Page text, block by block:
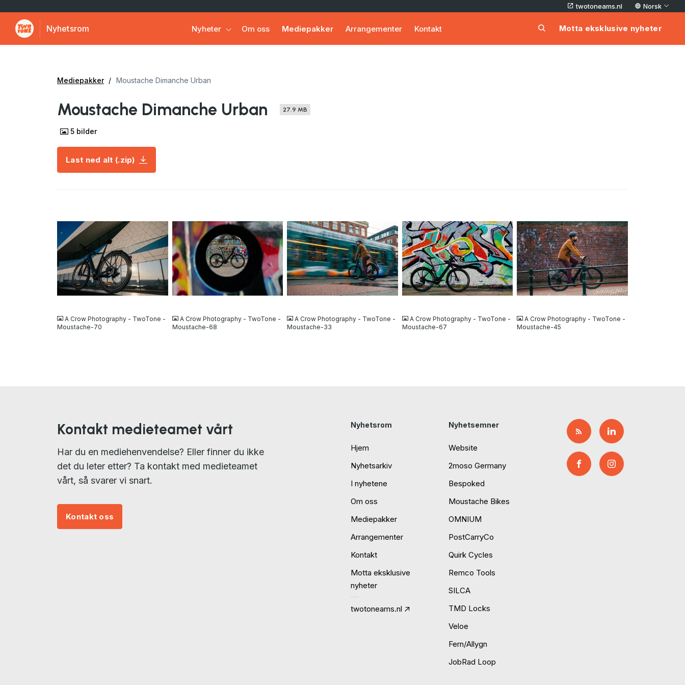
twotoneams.nl Norsk
Nyhetsrom Nyheter Om oss Mediepakker Arrangementer Kontakt Motta eksklusive nyheter
Mediepakker Moustache Dimanche Urban
Moustache Dimanche Urban 27.9 MB
5 bilder
Last ned alt (.zip)
JPG
A Crow Photography - TwoTone -
Moustache-70
JPG
A Crow Photography - TwoTone -
Moustache-68
JPG
A Crow Photography - TwoTone -
Moustache-33
JPG
A Crow Photography - TwoTone -
Moustache-67
JPG
A Crow Photography - TwoTone -
Moustache-45
Kontakt medieteamet vårt
Har du en mediehenvendelse? Eller finner du ikke
det du leter etter? Ta kontakt med medieteamet
vårt, så svarer vi snart.
Kontakt oss
Nyhetsrom
Hjem
Nyhetsarkiv
I nyhetene
Om oss
Mediepakker
Arrangementer
Kontakt
Motta eksklusive
nyheter
twotoneams.nl
Nyhetsemner
Website
2moso Germany
Bespoked
Moustache Bikes
OMNIUM
PostCarryCo
Quirk Cycles
Remco Tools
SILCA
TMD Locks
Veloe
Fern/Allygn
JobRad Loop